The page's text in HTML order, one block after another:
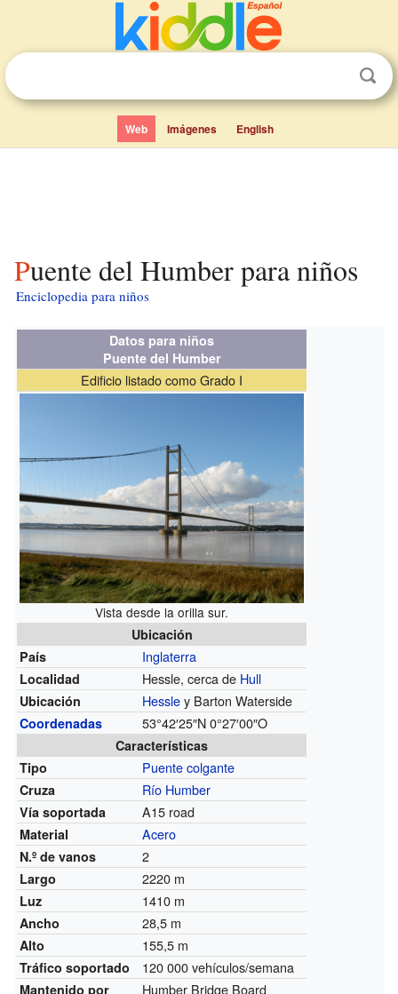
Web Imágenes English
Puente del Humber para niños
Enciclopedia para niños
Datos para niños
Puente del Humber
Edificio listado como Grado I
Vista desde la orilla sur.
Ubicación
País
Inglaterra
Localidad Hessle, cerca de Hull
Ubicación Hessley Barton Waterside
Coordenadas 53°42′25″N0°27′00″O
Características
Tipo
Puente colgante
Cruza Río Humber
Vía soportada A15 road
Material Acero
N.º de vanos 2
Largo 2220 m
Luz 1410 m
Ancho 28,5 m
Alto 155,5 m
Tráfico soportado 120 000 vehículos/semana
Mantenido por Humber Bridge Board